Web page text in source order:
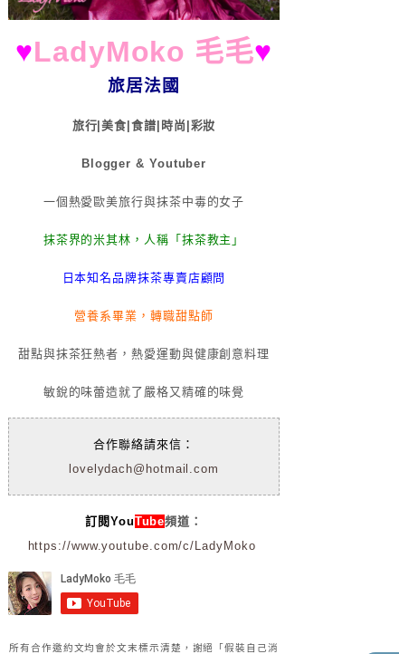
♥LadyMoko 毛毛♥
旅居法國
旅行|美食|食譜|時尚|彩妝
Blogger & Youtuber
一個熱愛歐美旅行與抹茶中毒的女子
抹茶界的米其林，人稱「抹茶教主」
日本知名品牌抹茶專賣店顧問
營養系畢業，轉職甜點師
甜點與抹茶狂熱者，熱愛運動與健康創意料理
敏銳的味蕾造就了嚴格又精確的味覺
合作聯絡請來信：
lovelydach@hotmail.com
訂閱YouTube頻道：
https://www.youtube.com/c/LadyMoko
所有合作邀約文均會於文末標示清楚，謝絕「假裝自己消